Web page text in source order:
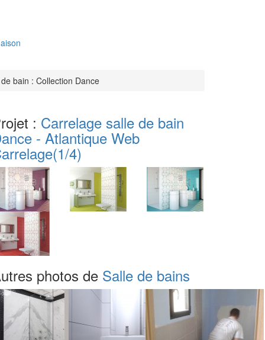
bain : Collection Dance
: Carrelage salle de bain
- Atlantique Web
(1/4)
photos de Salle de bains